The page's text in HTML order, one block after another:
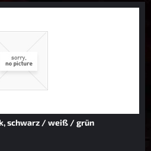
schwarz / weiß / grün